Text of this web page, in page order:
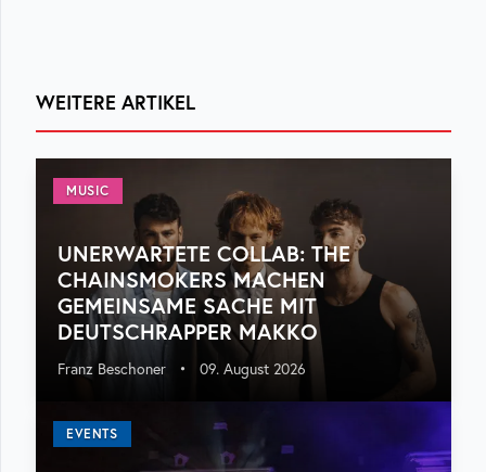
WEITERE ARTIKEL
MUSIC
UNERWARTETE COLLAB: THE
CHAINSMOKERS MACHEN
GEMEINSAME SACHE MIT
DEUTSCHRAPPER MAKKO
Franz Beschoner • 09. August 2026
EVENTS